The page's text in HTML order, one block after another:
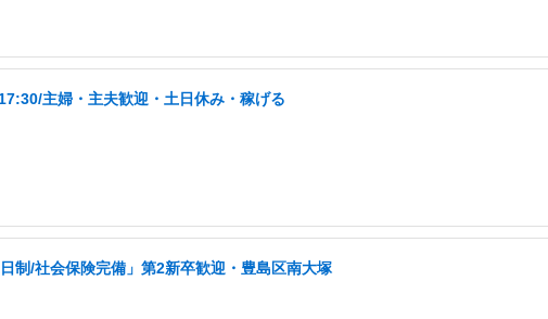
主婦・主夫歓迎・土日休み・稼げる
制/社会保険完備」第2新卒歓迎・豊島区南大塚